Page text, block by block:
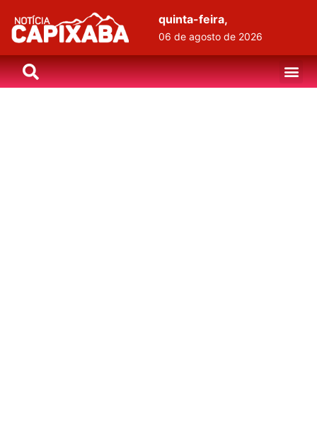
quinta-feira,
06 de agosto de 2026